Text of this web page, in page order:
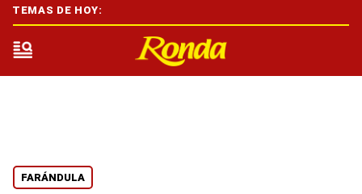
FARÁNDULA
TEMAS DE HOY: